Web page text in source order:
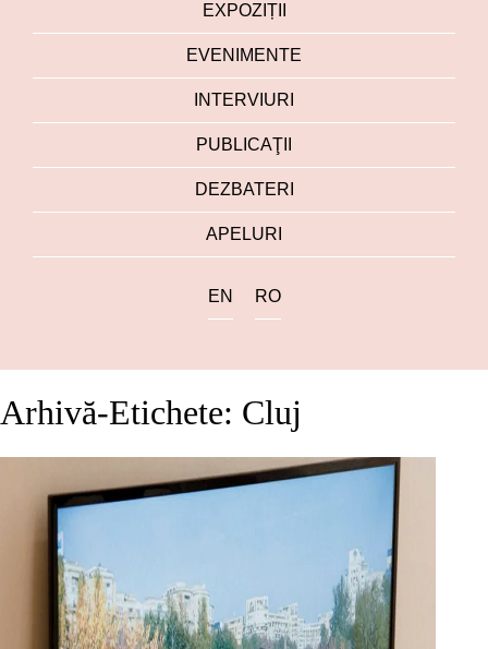
EXPOZIȚII
EVENIMENTE
INTERVIURI
PUBLICAŢII
DEZBATERI
APELURI
EN RO
Arhivă-Etichete: Cluj